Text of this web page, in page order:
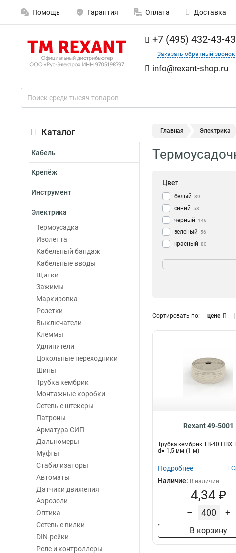
Помощь Гарантия Оплата Доставка
+7 (495) 432-43-43
Заказать обратный звонок
info@rexant-shop.ru
Каталог
Кабель
Крепёж
Инструмент
Электрика
Термоусадка
Изолента
Кабельный бандаж
Кабельные вводы
Щитки
Зажимы
Маркировка
Розетки
Выключатели
Клеммы
Удлинители
Цокольные переходники
Шины
Трубка кембрик
Монтажные коробки
Сетевые штекеры
Патроны
Арматура СИП
Дальномеры
Муфты
Стабилизаторы
Автоматы
Датчики движения
Аэрозоли
Оптика
Сетевые вилки
DIN-рейки
Реле и контроллеры
Главная Электрика
Цвет
белый 89
синий 58
черный 146
зеленый 56
красный 80
прозрачный 20
одноцветные 382
Сортировать по: цене
Rexant 49-5001
Трубка кембрик ТВ-40 ПВХ
d= 1,5 мм (1 м)
Подробнее
Наличие: В наличии
4,34 ₽
– +
В корзину